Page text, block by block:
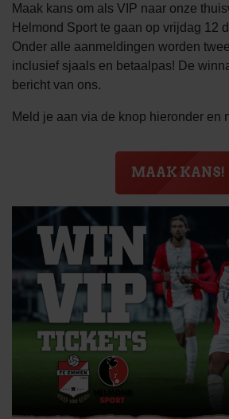
Maak kans om als VIP naar onze
Helmond Sport te gaan op vrijdag 12
Onder alle aanmeldingen worden
inclusief sjaals en betaalpas! De
bericht van ons.
Meld je aan via de knop hieronder en
MAAK KANS!